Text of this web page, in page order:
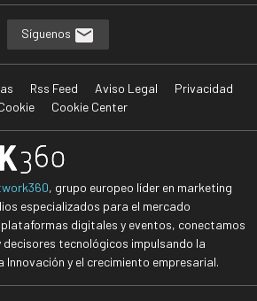
Síguenos
Rss Feed Aviso Legal
Privacidad
Cookie Center
, grupo europeo líder en marketing
especializados para el mercado
digitales y eventos, conectamos
tecnológicos impulsando la
y el crecimiento empresarial.